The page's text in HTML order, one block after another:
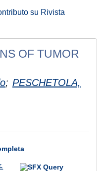
su Rivista
OF TUMOR
; PESCHETOLA,